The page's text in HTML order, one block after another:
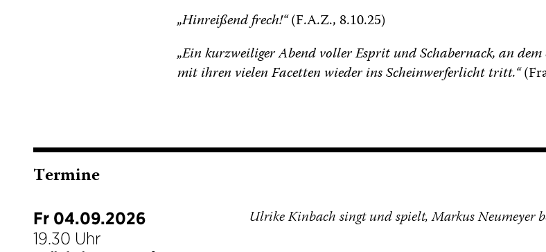
„Hinreißend frech!“(F.A.Z., 8.10.25)
„Ein kurzweiliger Abend voller Esprit und Schabernack, an dem
mit ihren vielen Facetten wieder ins Scheinwerferlicht tritt.“
Termine
Fr 04.09.2026
19.30 Uhr
Ulrike Kinbach singt und spielt, Markus Neumeyer